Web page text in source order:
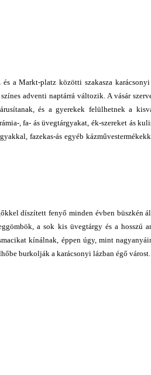
a Markt-platz közötti szakasza
adventi naptárrá változik. A vásár
és a gyerekek felülhetnek a
, fa- ás üvegtárgyakat, ék-szereket ás
fazekas-ás egyéb
díszített fenyő minden évben büszkén
a sok kis üvegtárgy és a hosszú
kínálnak, éppen úgy, mint
burkolják a karácsonyi lázban égő várost.